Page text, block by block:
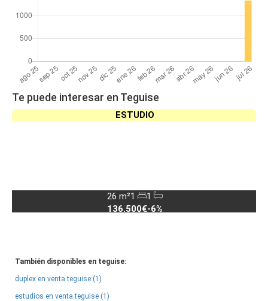
Te puede interesar en Teguise
ESTUDIO
26 m²1
1
136.500€-6%
También disponibles en teguise:
duplex en venta teguise (1)
estudios en venta teguise (1)